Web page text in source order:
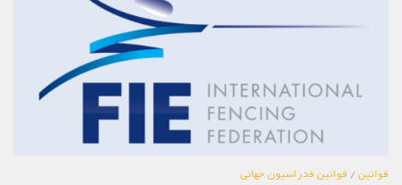
قوانین/قوانین فدراسیون جهانی